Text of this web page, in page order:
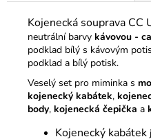
Kojenecká souprava CC
neutrální barvy kávovou -
podklad bílý s kávovým
podklad a bílý potisk.
Veselý set pro miminka s
kojenecký kabátek,
body, kojenecká čepička a
Kojenecký kabátek